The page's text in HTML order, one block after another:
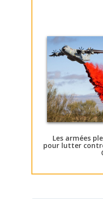
Les armées
pour lutter